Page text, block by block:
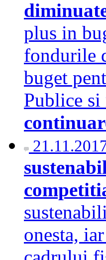
plus in
fondurile
buget
Publice
onesta,